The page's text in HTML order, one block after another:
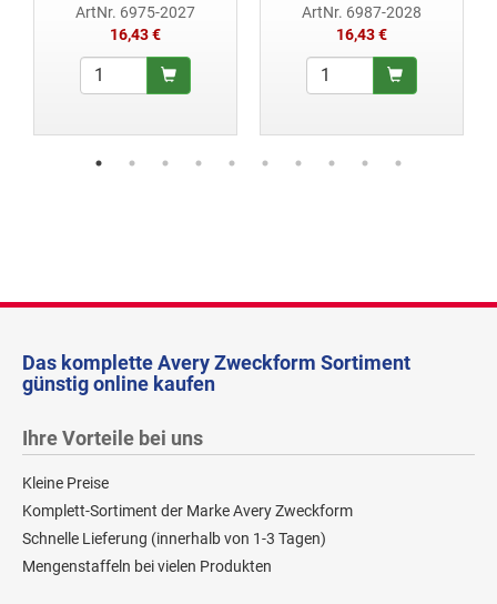
ArtNr. 6975-2027
16,43 €
ArtNr. 6987-2028
16,43 €
Das komplette Avery Zweckform Sortiment
günstig online kaufen
Ihre Vorteile bei uns
Kleine Preise
Komplett-Sortiment der Marke Avery Zweckform
Schnelle Lieferung (innerhalb von 1-3 Tagen)
Mengenstaffeln bei vielen Produkten